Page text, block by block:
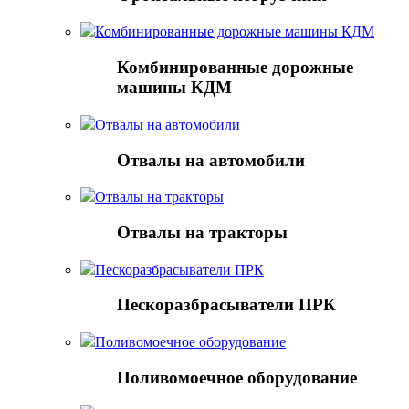
Комбинированные дорожные машины КДМ
Комбинированные дорожные
машины КДМ
Отвалы на автомобили
Отвалы на автомобили
Отвалы на тракторы
Отвалы на тракторы
Пескоразбрасыватели ПРК
Пескоразбрасыватели ПРК
Поливомоечное оборудование
Поливомоечное оборудование